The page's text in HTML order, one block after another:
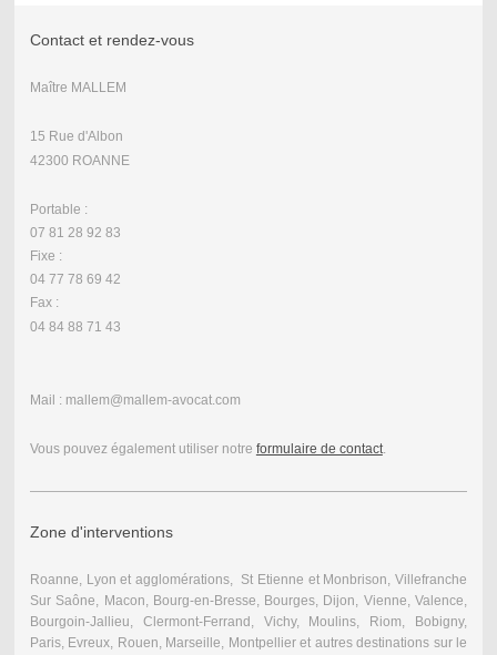
Contact et rendez-vous
Maître MALLEM
15 Rue d'Albon
42300 ROANNE
Portable :
07 81 28 92 83
Fixe :
04 77 78 69 42
Fax :
04 84 88 71 43
Mail : mallem@mallem-avocat.com
Vous pouvez également utiliser notre formulaire de contact.
Zone d'interventions
Roanne, Lyon et agglomérations, St Etienne et Monbrison, Villefranche
Sur Saône, Macon, Bourg-en-Bresse, Bourges, Dijon, Vienne, Valence,
Bourgoin-Jallieu, Clermont-Ferrand, Vichy, Moulins, Riom, Bobigny,
Paris, Evreux, Rouen, Marseille, Montpellier et autres destinations sur le